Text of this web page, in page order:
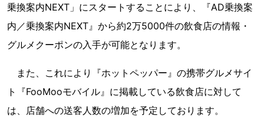
乗換案内NEXT」にスタートすることにより、『AD乗換案
内／乗換案内NEXT』から約2万5000件の飲食店の情報・
グルメクーポンの入手が可能となります。
また、これにより『ホットペッパー』の携帯グルメサイ
ト『FooMooモバイル』に掲載している飲食店に対して
は、店舗への送客人数の増加を予定しております。